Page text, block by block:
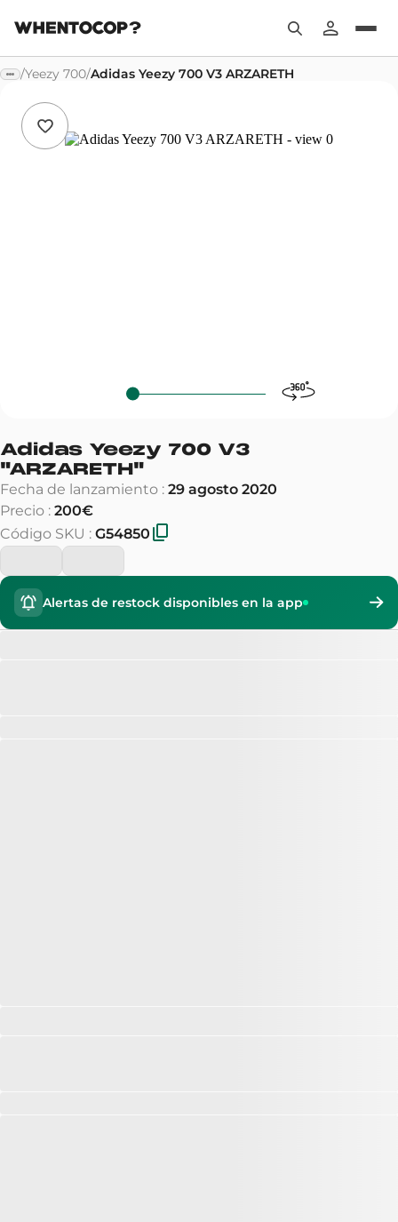
/Yeezy 700/Adidas Yeezy 700 V3 ARZARETH
Adidas Yeezy 700 V3
"ARZARETH"
Fecha de lanzamiento : 29 agosto 2020
Precio : 200€
Código SKU : G54850
Alertas de restock disponibles en la app